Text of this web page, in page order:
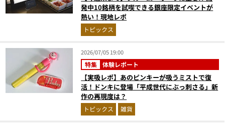
発中10銘柄を試喫できる銀座限定イベントが
熱い！現地レポ
トピックス
2026/07/05 19:00
特集 体験レポート
【実吸レポ】あのピンキーが吸うミストで復
活！ドンキに登場「平成世代にぶっ刺さる」新
作の再現度は？
トピックス 雑貨